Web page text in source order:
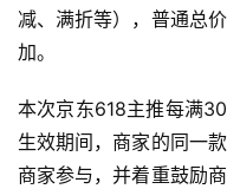
减、满折等），普通总
加。
本次京东618主推每满
生效期间，商家的同一
商家参与，并着重鼓励